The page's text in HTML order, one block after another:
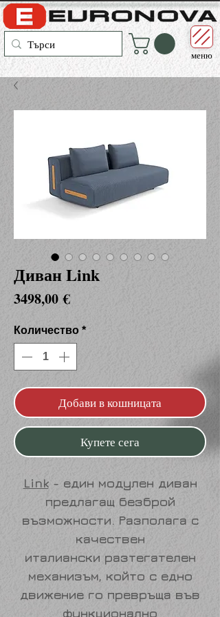
меню
Диван Link
3498,00 €Цена
Количество *
Добави в кошницата
Купете сега
Link- един модулен диван
предлагащ безброй
възможности. Разполага с
качествен
италиански разтегателен
механизъм, който с едно
движение го превръща във
функционално